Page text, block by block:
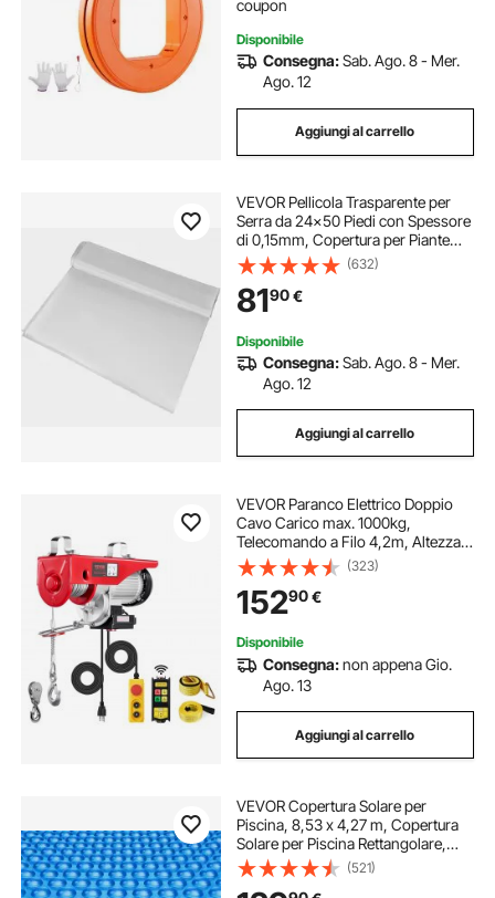
coupon
Disponibile
Consegna:Sab. Ago. 8 - Mer.
Ago. 12
Aggiungi al carrello
VEVOR Pellicola Trasparente per
Serra da 24x50 Piedi con Spessore
di 0,15mm, Copertura per Piante
Serra da Giardinaggio in Polietilene,
contro Raggi UV per progetti
Industriali, Residenziali Agricoli
(632)
8190€
Disponibile
Consegna:Sab. Ago. 8 - Mer.
Ago. 12
Aggiungi al carrello
VEVOR Paranco Elettrico Doppio
Cavo Carico max. 1000kg,
Telecomando a Filo 4,2m, Altezza
Sollevamento Cavo Singolo 12m,
Paranco Arresto di Emergenza,
Sollevatore per Garage, Magazzino,
Fabbrica
(323)
15290€
Disponibile
Consegna:non appena Gio.
Ago. 13
Aggiungi al carrello
VEVOR Copertura Solare per
Piscina, 8,53 x 4,27 m, Copertura
Solare per Piscina Rettangolare,
Spessore 0,4 mm, Protezione per
Piscina per Piscina Interrata Fuori
(521)